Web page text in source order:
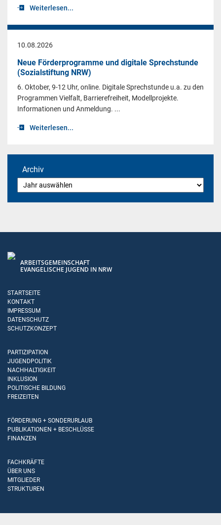
Weiterlesen...
10.08.2026
Neue Förderprogramme und digitale Sprechstunde
(Sozialstiftung NRW)
6. Oktober, 9-12 Uhr, online. Digitale Sprechstunde u.a. zu den
Programmen Vielfalt, Barrierefreiheit, Modellprojekte.
Informationen und Anmeldung. ...
Weiterlesen...
Archiv
ARBEITSGEMEINSCHAFT
EVANGELISCHE JUGEND IN NRW
STARTSEITE
KONTAKT
IMPRESSUM
DATENSCHUTZ
SCHUTZKONZEPT
PARTIZIPATION
JUGENDPOLITIK
NACHHALTIGKEIT
INKLUSION
POLITISCHE BILDUNG
FREIZEITEN
FÖRDERUNG + SONDERURLAUB
PUBLIKATIONEN + BESCHLÜSSE
FINANZEN
FACHKRÄFTE
ÜBER UNS
MITGLIEDER
STRUKTUREN